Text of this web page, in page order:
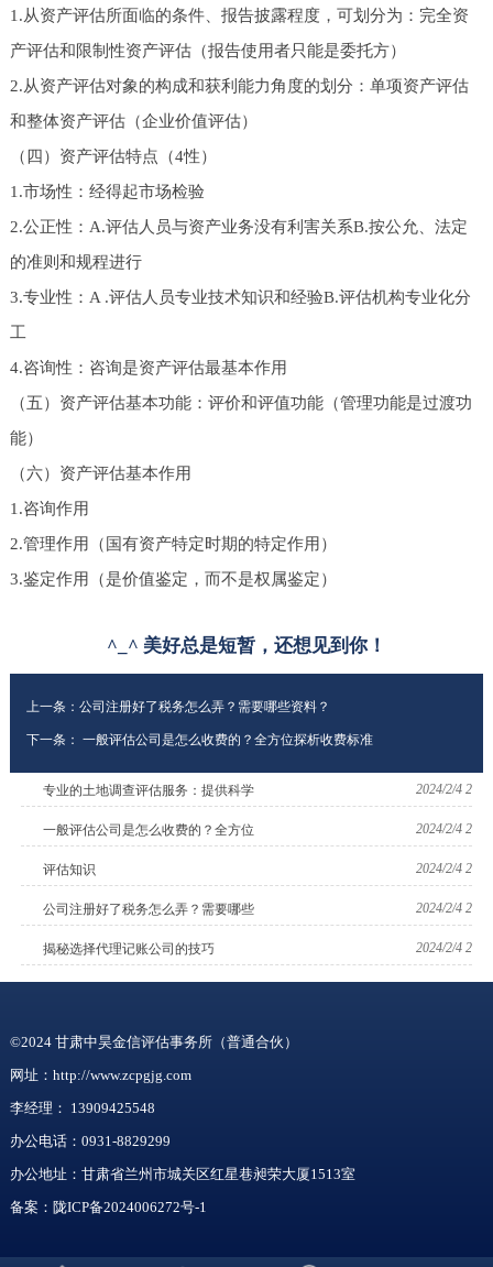
1.从资产评估所面临的条件、报告披露程度，可划分为：完全资
产评估和限制性资产评估（报告使用者只能是委托方）
2.从资产评估对象的构成和获利能力角度的划分：单项资产评估
和整体资产评估（企业价值评估）
（四）资产评估特点（4性）
1.市场性：经得起市场检验
2.公正性：A.评估人员与资产业务没有利害关系B.按公允、法定
的准则和规程进行
3.专业性：A .评估人员专业技术知识和经验B.评估机构专业化分
工
4.咨询性：咨询是资产评估最基本作用
（五）资产评估基本功能：评价和评值功能（管理功能是过渡功
能）
（六）资产评估基本作用
1.咨询作用
2.管理作用（国有资产特定时期的特定作用）
3.鉴定作用（是价值鉴定，而不是权属鉴定）
^_^ 美好总是短暂，还想见到你！
上一条： 公司注册好了税务怎么弄？需要哪些资料？
下一条： 一般评估公司是怎么收费的？全方位探析收费标准
2024/2/4 2
专业的土地调查评估服务：提供科学
2024/2/4 2
一般评估公司是怎么收费的？全方位
2024/2/4 2
评估知识
2024/2/4 2
公司注册好了税务怎么弄？需要哪些
2024/2/4 2
揭秘选择代理记账公司的技巧
©2024 甘肃中昊金信评估事务所（普通合伙）
网址：http://www.zcpgjg.com
李经理： 13909425548
办公电话：0931-8829299
办公地址：甘肃省兰州市城关区红星巷昶荣大厦1513室
备案： 陇ICP备2024006272号-1